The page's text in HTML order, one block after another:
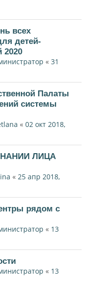
всех
детей-
2020
« 31
Палаты
системы
« 02 окт 2018,
ЛИЦА
« 25 апр 2018,
рядом с
« 13
« 13